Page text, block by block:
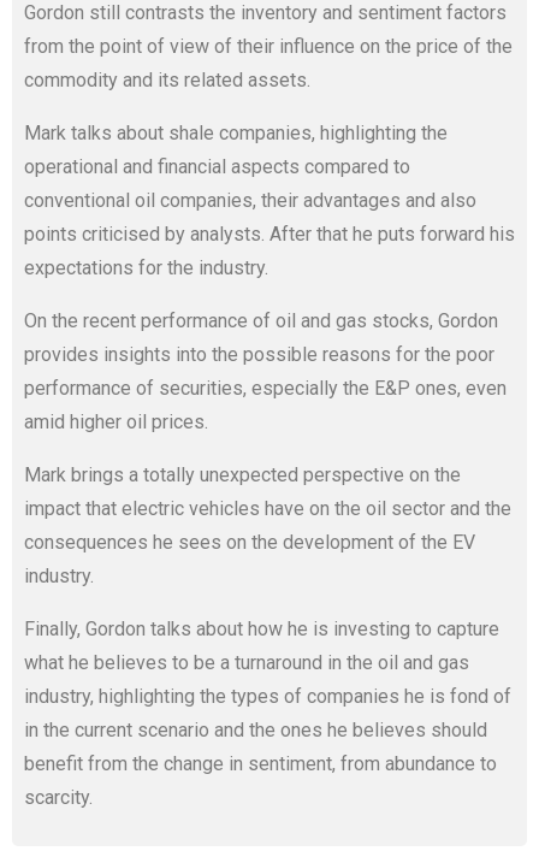
Gordon still contrasts the inventory and sentiment factors
from the point of view of their influence on the price of the
commodity and its related assets.
Mark talks about shale companies, highlighting the
operational and financial aspects compared to
conventional oil companies, their advantages and also
points criticised by analysts. After that he puts forward his
expectations for the industry.
On the recent performance of oil and gas stocks, Gordon
provides insights into the possible reasons for the poor
performance of securities, especially the E&P ones, even
amid higher oil prices.
Mark brings a totally unexpected perspective on the
impact that electric vehicles have on the oil sector and the
consequences he sees on the development of the EV
industry.
Finally, Gordon talks about how he is investing to capture
what he believes to be a turnaround in the oil and gas
industry, highlighting the types of companies he is fond of
in the current scenario and the ones he believes should
benefit from the change in sentiment, from abundance to
scarcity.